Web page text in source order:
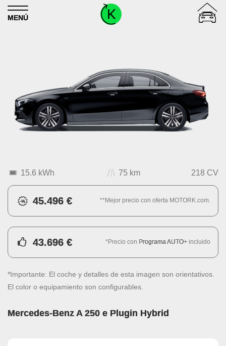
Skip to content
MENÚ
15.6 kWh 75 km 218 CV
45.496 € **Mejor precio con oferta MOTORK.com.
43.696 € *Precio con Programa AUTO+ incluido
*Importante: El coche y detalles de esta imagen son orientativos.
El color o equipamiento son configurables.
Mercedes-Benz A 250 e Plugin Hybrid